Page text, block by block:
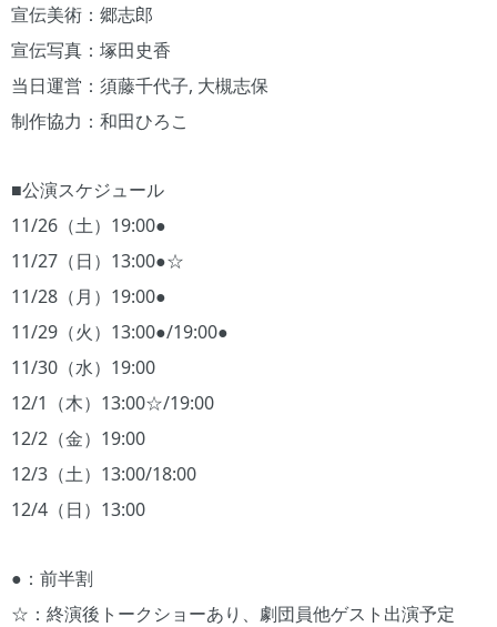
宣伝美術：郷志郎
宣伝写真：塚田史香
当日運営：須藤千代子, 大槻志保
制作協力：和田ひろこ
■公演スケジュール
11/26（土）19:00●
11/27（日）13:00●☆
11/28（月）19:00●
11/29（火）13:00●/19:00●
11/30（水）19:00
12/1（木）13:00☆/19:00
12/2（金）19:00
12/3（土）13:00/18:00
12/4（日）13:00
●：前半割
☆：終演後トークショーあり、劇団員他ゲスト出演予定